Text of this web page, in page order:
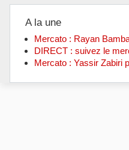
A la une
Mercato : Rayan
DIRECT : suivez le
Mercato : Yassir Zabiri